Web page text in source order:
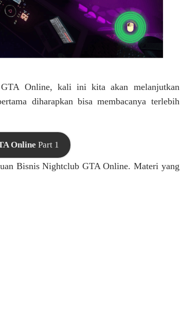
Online, kali ini kita akan melanjutkan
diharapkan bisa membacanya terlebih
Online Part 1
Bisnis Nightclub GTA Online. Materi yang